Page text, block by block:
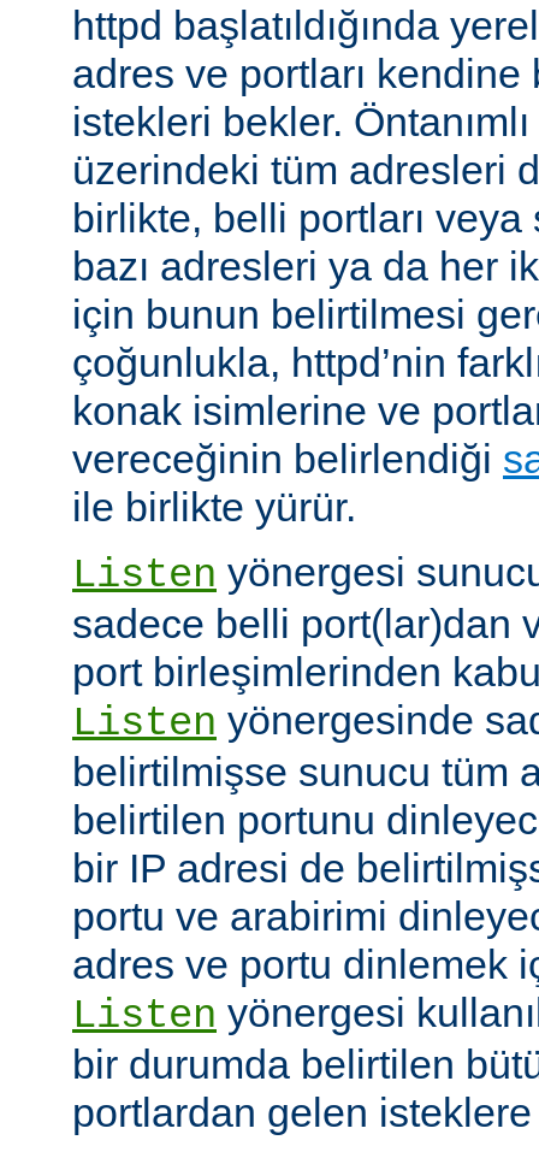
httpd başlatıldığında
adres ve portları
istekleri bekler.
üzerindeki tüm adresleri
birlikte, belli portları
bazı adresleri ya da her
için bunun belirtilmesi
çoğunlukla, httpd’nin
konak isimlerine ve
vereceğinin belirlendiği
ile birlikte yürür.
Listen yönergesi
sadece belli port(lar)dan
port birleşimlerinden
Listen yönergesinde
belirtilmişse sunucu tüm
belirtilen portunu
bir IP adresi de
portu ve arabirimi
adres ve portu dinlemek
Listen yönergesi
bir durumda belirtilen
portlardan gelen isteklere